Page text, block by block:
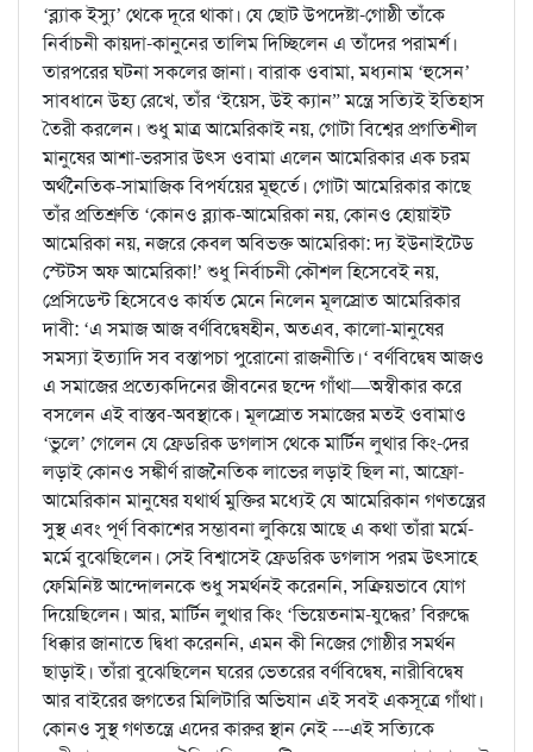
‘ব্ল্যাক ইস্যু’ থেকে দূরে থাকা। যে ছোট উপদেষ্টা-গোষ্ঠী তাঁকে
নির্বাচনী কায়দা-কানুনের তালিম দিচ্ছিলেন এ তাঁদের পরামর্শ।
তারপরের ঘটনা সকলের জানা। বারাক ওবামা, মধ্যনাম ‘হুসেন’
সাবধানে উহ্য রেখে, তাঁর ‘ইয়েস, উই ক্যান” মন্ত্রে সত্যিই ইতিহাস
তৈরী করলেন। শুধু মাত্র আমেরিকাই নয়, গোটা বিশ্বের প্রগতিশীল
মানুষের আশা-ভরসার উৎস ওবামা এলেন আমেরিকার এক চরম
অর্থনৈতিক-সামাজিক বিপর্যয়ের মূহুর্তে। গোটা আমেরিকার কাছে
তাঁর প্রতিশ্রুতি ‘কোনও ব্ল্যাক-আমেরিকা নয়, কোনও হোয়াইট
আমেরিকা নয়, নজরে কেবল অবিভক্ত আমেরিকা: দ্য ইউনাইটেড
স্টেটস অফ আমেরিকা!’ শুধু নির্বাচনী কৌশল হিসেবেই নয়,
প্রেসিডেন্ট হিসেবেও কার্যত মেনে নিলেন মূলস্রোত আমেরিকার
দাবী: ‘এ সমাজ আজ বর্ণবিদ্বেষহীন, অতএব, কালো-মানুষের
সমস্যা ইত্যাদি সব বস্তাপচা পুরোনো রাজনীতি।‘ বর্ণবিদ্বেষ আজও
এ সমাজের প্রত্যেকদিনের জীবনের ছন্দে গাঁথা—অস্বীকার করে
বসলেন এই বাস্তব-অবস্থাকে। মূলস্রোত সমাজের মতই ওবামাও
‘ভুলে’ গেলেন যে ফ্রেডরিক ডগলাস থেকে মার্টিন লুথার কিং-দের
লড়াই কোনও সঙ্কীর্ণ রাজনৈতিক লাভের লড়াই ছিল না, আফ্রো-
আমেরিকান মানুষের যথার্থ মুক্তির মধ্যেই যে আমেরিকান গণতন্ত্রের
সুস্থ এবং পূর্ণ বিকাশের সম্ভাবনা লুকিয়ে আছে এ কথা তাঁরা মর্মে-
মর্মে বুঝেছিলেন। সেই বিশ্বাসেই ফ্রেডরিক ডগলাস পরম উৎসাহে
ফেমিনিষ্ট আন্দোলনকে শুধু সমর্থনই করেননি, সক্রিয়ভাবে যোগ
দিয়েছিলেন। আর, মার্টিন লুথার কিং ‘ভিয়েতনাম-যুদ্ধের’ বিরুদ্ধে
ধিক্কার জানাতে দ্বিধা করেননি, এমন কী নিজের গোষ্ঠীর সমর্থন
ছাড়াই। তাঁরা বুঝেছিলেন ঘরের ভেতরের বর্ণবিদ্বেষ, নারীবিদ্বেষ
আর বাইরের জগতের মিলিটারি অভিযান এই সবই একসূত্রে গাঁথা।
কোনও সুস্থ গণতন্ত্রে এদের কারুর স্থান নেই ---এই সত্যিকে